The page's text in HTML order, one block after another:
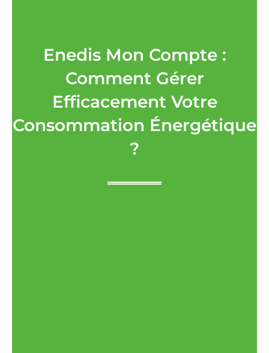
Enedis Mon Compte :
Comment Gérer
Efficacement Votre
Consommation Énergétique
?